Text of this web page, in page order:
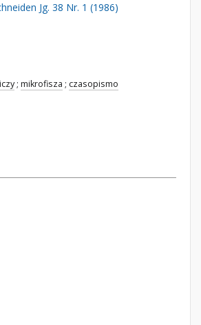
Jg. 38 Nr. 1 (1986)
; mikrofisza ; czasopismo